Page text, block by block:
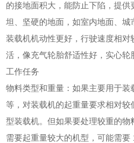
的接地面积大，能防止下陷，提
坦、坚硬的地面，如室内地面、
装载机机动性更好，行驶速度相
活，像充气轮胎舒适性好，实心轮
工作任务
物料类型和重量：如果主要用于
等，对装载机的起重量要求相对
型装载机。但如果要处理较重的
需要起重量较大的机型，可能需